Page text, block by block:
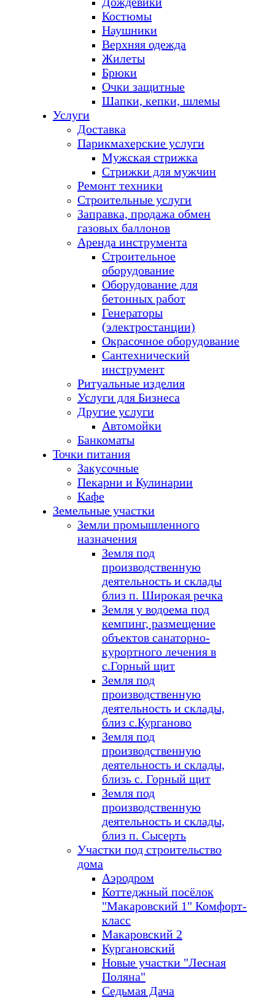
Костюмы
Наушники
Верхняя одежда
Жилеты
Брюки
Очки защитные
Шапки, кепки, шлемы
Услуги
Доставка
Парикмахерские услуги
Мужская стрижка
Стрижки для мужчин
Ремонт техники
Строительные услуги
Заправка, продажа обмен
газовых баллонов
Аренда инструмента
Строительное
оборудование
Оборудование для
бетонных работ
Генераторы
(электростанции)
Окрасочное оборудование
Сантехнический
инструмент
Ритуальные изделия
Услуги для Бизнеса
Другие услуги
Автомойки
Банкоматы
Точки питания
Закусочные
Пекарни и Кулинарии
Кафе
Земельные участки
Земли промышленного
назначения
Земля под
производственную
деятельность и склады
близ п. Широкая речка
Земля у водоема под
кемпинг, размещение
объектов санаторно-
курортного лечения в
с.Горный щит
Земля под
производственную
деятельность и склады,
близ с.Курганово
Земля под
производственную
деятельность и склады,
близь с. Горный щит
Земля под
производственную
деятельность и склады,
близ п. Сысерть
Участки под строительство
дома
Аэродром
Коттеджный посёлок
"Макаровский 1" Комфорт-
класс
Макаровский 2
Кургановский
Новые участки "Лесная
Поляна"
Седьмая Дача